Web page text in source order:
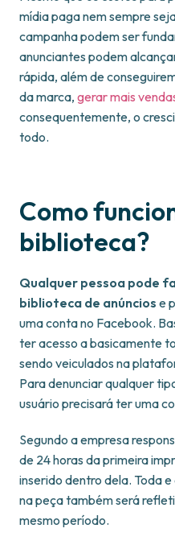
mídia paga nem sempre
campanha podem ser
anunciantes podem
rápida, além de
da marca, gerar mais
consequentemente, o
todo.
Como
biblioteca?
Qualquer pessoa pode
biblioteca de anúncios e
uma conta no Facebook.
ter acesso a basicamente
sendo veiculados na
Para denunciar qualquer
usuário precisará ter uma
Segundo a empresa
de 24 horas da primeira
inserido dentro dela. Toda
na peça também será
mesmo período.